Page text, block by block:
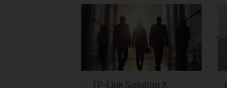
TP-Link Solution X